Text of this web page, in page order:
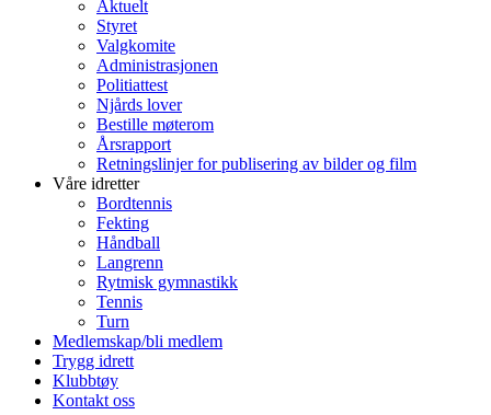
Aktuelt
Styret
Valgkomite
Administrasjonen
Politiattest
Njårds lover
Bestille møterom
Årsrapport
Retningslinjer for publisering av bilder og film
Våre idretter
Bordtennis
Fekting
Håndball
Langrenn
Rytmisk gymnastikk
Tennis
Turn
Medlemskap/bli medlem
Trygg idrett
Klubbtøy
Kontakt oss